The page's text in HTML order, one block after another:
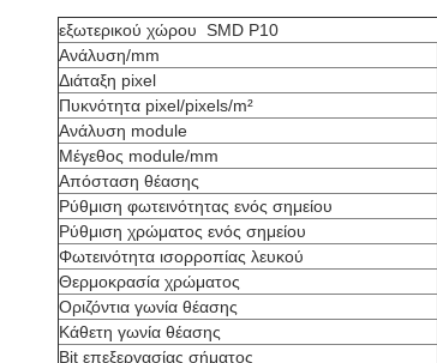
εξωτερικού χώρου SMD P10
Ανάλυση/mm
Διάταξη pixel
Πυκνότητα pixel/pixels/m²
Ανάλυση module
Μέγεθος module/mm
Απόσταση θέασης
Ρύθμιση φωτεινότητας ενός σημείου
Ρύθμιση χρώματος ενός σημείου
Φωτεινότητα ισορροπίας λευκού
Θερμοκρασία χρώματος
Οριζόντια γωνία θέασης
Κάθετη γωνία θέασης
Bit επεξεργασίας σήματος